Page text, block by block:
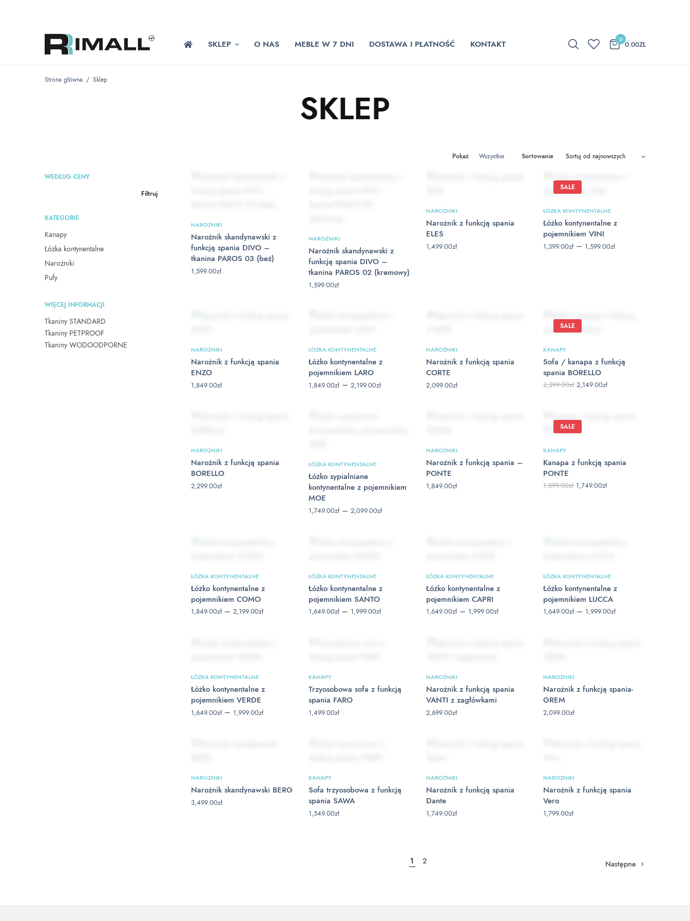
SKLEP O NAS MEBLE W 7 DNI DOSTAWA I PŁATNOŚĆ KONTAKT 0.00ZŁ
0
Strona główna / Sklep
SKLEP
WEDŁUG CENY
Filtruj
KATEGORIE
Kanapy
Łóżka kontynentalne
Narożniki
Pufy
WIĘCEJ INFORMACJI
Tkaniny STANDARD
Tkaniny PETPROOF
Tkaniny WODOODPORNE
Pokaż Wszystkie Sortowanie
NAROŻNIKI
Narożnik skandynawski z
funkcją spania DIVO –
tkanina PAROS 03 (beż)
1,599.00zł
NAROŻNIKI
Narożnik skandynawski z
funkcją spania DIVO –
tkanina PAROS 02 (kremowy)
1,599.00zł
NAROŻNIKI
Narożnik z funkcją spania
ELES
1,499.00zł
SALE
ŁÓŻKA KONTYNENTALNE
Łóżko kontynentalne z
pojemnikiem VINI
1,399.00zł – 1,599.00złZakres
NAROŻNIKI
Narożnik z funkcją spania
ENZO
1,849.00zł
ŁÓŻKA KONTYNENTALNE
Łóżko kontynentalne z
pojemnikiem LARO
1,849.00zł – 2,199.00złZakres
NAROŻNIKI
Narożnik z funkcją spania
CORTE
2,099.00zł
SALE
KANAPY
Sofa / kanapa z funkcją
spania BORELLO
2,299.00zł Pierwotna
cena
2,149.00złAktualna
NAROŻNIKI
Narożnik z funkcją spania
BORELLO
2,299.00zł
ŁÓŻKA KONTYNENTALNE
Łóżko sypialniane
kontynentalne z pojemnikiem
MOE
1,749.00zł – 2,099.00złZakres cen:
NAROŻNIKI
Narożnik z funkcją spania –
PONTE
1,849.00zł
SALE
KANAPY
Kanapa z funkcją spania
PONTE
1,899.00zł Pierwotna
cena
1,749.00złAktualna
ŁÓŻKA KONTYNENTALNE
Łóżko kontynentalne z
pojemnikiem COMO
1,849.00zł – 2,199.00złZakres
ŁÓŻKA KONTYNENTALNE
Łóżko kontynentalne z
pojemnikiem SANTO
1,649.00zł – 1,999.00złZakres
ŁÓŻKA KONTYNENTALNE
Łóżko kontynentalne z
pojemnikiem CAPRI
1,649.00zł – 1,999.00złZakres
ŁÓŻKA KONTYNENTALNE
Łóżko kontynentalne z
pojemnikiem LUCCA
1,649.00zł – 1,999.00złZakres
ŁÓŻKA KONTYNENTALNE
Łóżko kontynentalne z
pojemnikiem VERDE
1,649.00zł – 1,999.00złZakres
KANAPY
Trzyosobowa sofa z funkcją
spania FARO
1,499.00zł
NAROŻNIKI
Narożnik z funkcją spania
VANTI z zagłówkami
2,699.00zł
NAROŻNIKI
Narożnik z funkcją spania-
GREM
2,099.00zł
NAROŻNIKI
Narożnik skandynawski BERG
3,499.00zł
KANAPY
Sofa trzyosobowa z funkcją
spania SAWA
1,549.00zł
NAROŻNIKI
Narożnik z funkcją spania
Dante
1,749.00zł
NAROŻNIKI
Narożnik z funkcją spania
Vero
1,799.00zł
1 2 Następne